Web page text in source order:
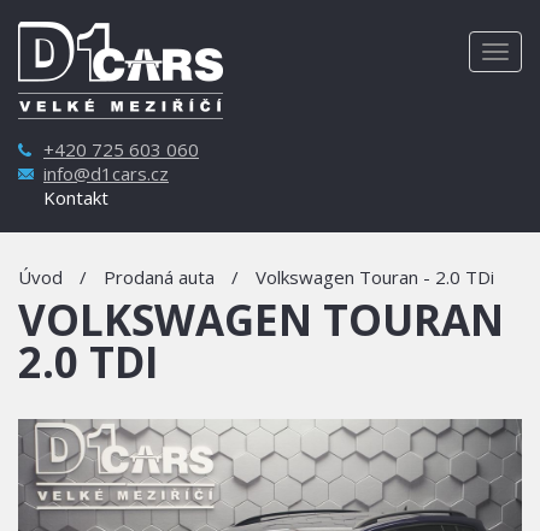
+420 725 603 060
info@d1cars.cz
Kontakt
Úvod / Prodaná auta / Volkswagen Touran - 2.0 TDi
VOLKSWAGEN TOURAN
2.0 TDI